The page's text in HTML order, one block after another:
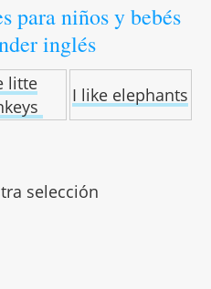
para niños y bebés
inglés
litte
I like elephants
selección